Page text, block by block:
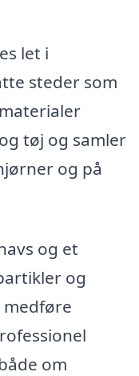
let i
steder som
tøj og samler
og på
og et
og
om